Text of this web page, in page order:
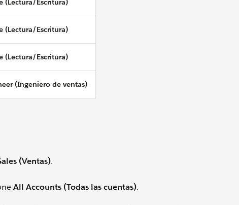
(Lectura/Escritura)
(Lectura/Escritura)
(Lectura/Escritura)
(Ingeniero de ventas)
(Ventas).
All Accounts (Todas las cuentas).